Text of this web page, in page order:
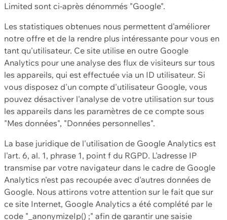
Limited sont ci-après dénommés "Google".
Les statistiques obtenues nous permettent d'améliorer
notre offre et de la rendre plus intéressante pour vous en
tant qu'utilisateur. Ce site utilise en outre Google
Analytics pour une analyse des flux de visiteurs sur tous
les appareils, qui est effectuée via un ID utilisateur. Si
vous disposez d'un compte d'utilisateur Google, vous
pouvez désactiver l'analyse de votre utilisation sur tous
les appareils dans les paramètres de ce compte sous
"Mes données", "Données personnelles".
La base juridique de l'utilisation de Google Analytics est
l'art. 6, al. 1, phrase 1, point f du RGPD. L'adresse IP
transmise par votre navigateur dans le cadre de Google
Analytics n'est pas recoupée avec d'autres données de
Google. Nous attirons votre attention sur le fait que sur
ce site Internet, Google Analytics a été complété par le
code "_anonymizeIp() ;" afin de garantir une saisie